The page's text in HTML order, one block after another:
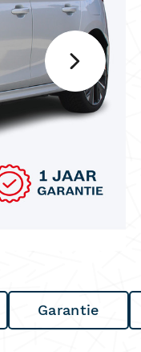
Garantie